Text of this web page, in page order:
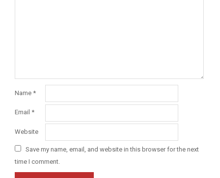
Name *
Email *
Website
Save my name, email, and website in this browser for the next
time I comment.